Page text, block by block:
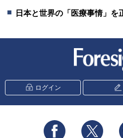
日本と世界の「医療事情」を
ログイン
Facebook